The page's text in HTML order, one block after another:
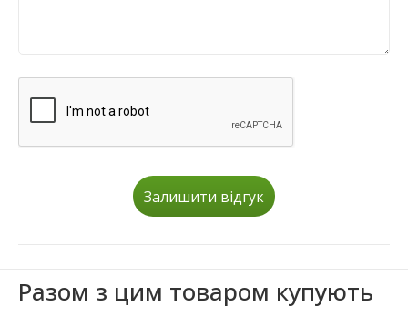
Залишити відгук
Разом з цим товаром купують